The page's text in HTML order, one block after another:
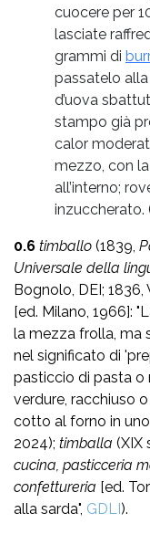
cuocere per
lasciate
grammi di
passatelo
d’uova
stampo già
calor
mezzo, con
all’interno;
inzuccherato.
0.6 timballo (1839,
Universale della
Bognolo, DEI;
[ed. Milano, 1966]:
la mezza frolla, ma
nel significato di
pasticcio di pasta o
verdure, racchiuso
cotto al forno in
2024); timballa (XIX
cucina, pasticceria
confettureria [ed.
alla sarda", GDLI).